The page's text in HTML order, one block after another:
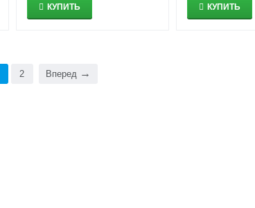
КУПИТЬ КУПИТЬ
2 Вперед